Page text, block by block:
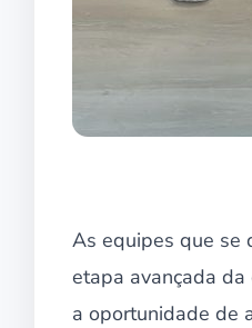
As equipes que se
etapa avançada da
a oportunidade de